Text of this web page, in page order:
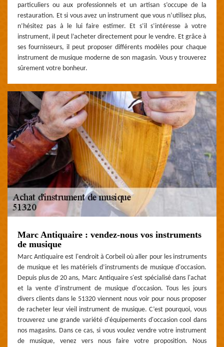
particuliers ou aux professionnels et un artisan s’occupe de la
restauration. Et si vous avez un instrument que vous n’utilisez plus,
n’hésitez pas à le lui faire estimer. Et s’il s’intéresse à votre
instrument, il peut l’acheter directement pour le vendre. Et grâce à
ses fournisseurs, il peut proposer différents modèles pour chaque
instrument de musique moderne de son magasin. Vous y trouverez
sûrement votre bonheur.
Marc Antiquaire : vendez-nous vos instruments
de musique
Marc Antiquaire est l'endroit à Corbeil où aller pour les instruments
de musique et les matériels d’instruments de musique d'occasion.
Depuis plus de 20 ans, Marc Antiquaire s'est spécialisé dans l'achat
et la vente d’instrument de musique d'occasion. Tous les jours
divers clients dans le 51320 viennent nous voir pour nous proposer
de racheter leur vieil instrument de musique. C’est pourquoi, vous
trouverez une grande variété d'équipements d'occasion cool dans
nos magasins. Dans ce cas, si vous voulez vendre votre instrument
de musique, venez vers nous faire votre proposition. Nous